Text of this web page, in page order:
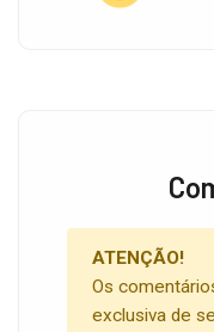
ATENÇÃO!
Os
exclusiva de